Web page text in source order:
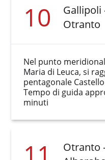
10
Gallipoli
Otranto
Nel punto
Maria di Leuca, si
pentagonale
Tempo di guida
minuti
Otranto